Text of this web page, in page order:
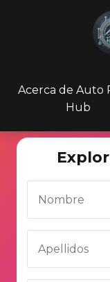
Acerca de Auto
Hub